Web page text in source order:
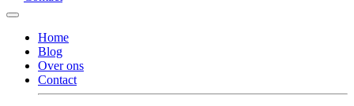
Home
Blog
Over ons
Contact